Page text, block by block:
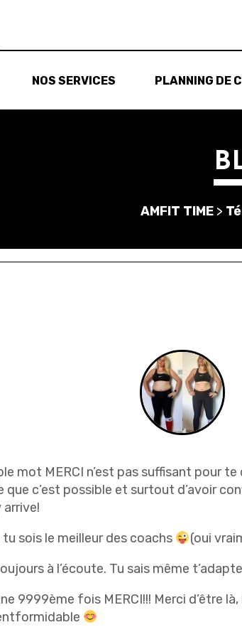
NOS SERVICES PLANNING DE
AMFIT TIME >
mot MERCI n’est pas suffisant pour
que c’est possible et surtout d’avoir
arrive!
sois le meilleur des coachs
(oui
à l’écoute. Tu sais même
9999ème fois MERCI!!! Merci d’être